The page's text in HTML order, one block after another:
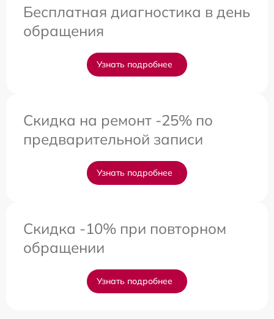
Бесплатная диагностика в день
обращения
Узнать подробнее
Скидка на ремонт -25% по
предварительной записи
Узнать подробнее
Скидка -10% при повторном
обращении
Узнать подробнее